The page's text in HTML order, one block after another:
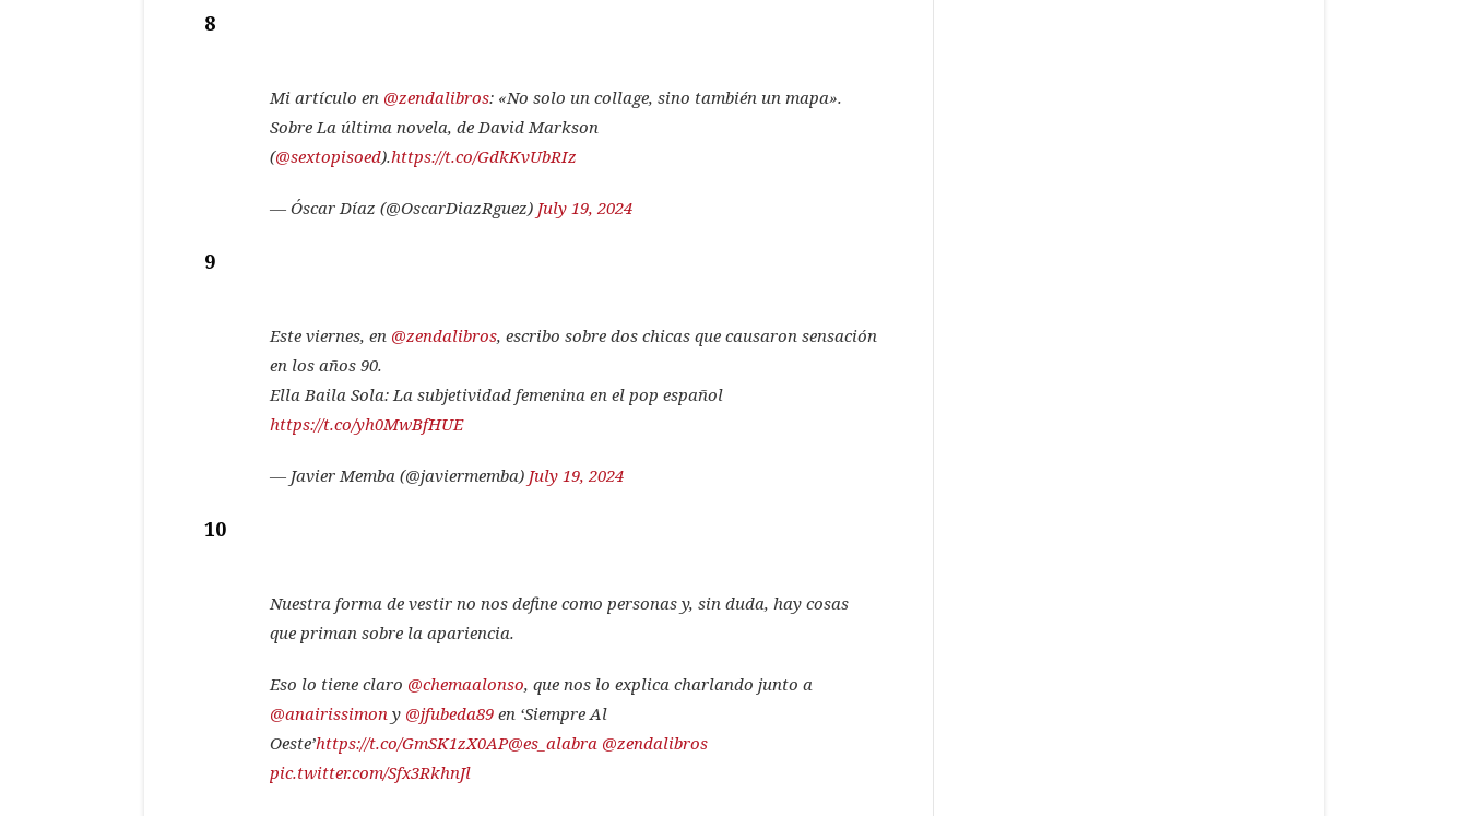
8
Mi artículo en @zendalibros: «No solo un collage, sino también un mapa».
Sobre La última novela, de David Markson
(@sextopisoed).https://t.co/GdkKvUbRIz
— Óscar Díaz (@OscarDiazRguez) July 19, 2024
9
Este viernes, en @zendalibros, escribo sobre dos chicas que causaron sensación
en los años 90.
Ella Baila Sola: La subjetividad femenina en el pop español
https://t.co/yh0MwBfHUE
— Javier Memba (@javiermemba) July 19, 2024
10
Nuestra forma de vestir no nos define como personas y, sin duda, hay cosas
que priman sobre la apariencia.
Eso lo tiene claro @chemaalonso, que nos lo explica charlando junto a
@anairissimon y @jfubeda89 en ‘Siempre Al
Oeste’https://t.co/GmSK1zX0AP@es_alabra @zendalibros
pic.twitter.com/Sfx3RkhnJl